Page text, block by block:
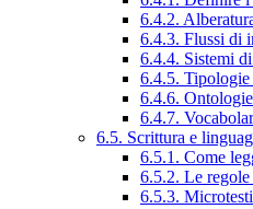
6.4.2.
6.4.3. Flussi di
6.4.4. Sistemi
6.4.5.
6.4.6.
6.4.7.
6.5. Scrittura e
6.5.1. Come
6.5.2. Le
6.5.3. Microtesti